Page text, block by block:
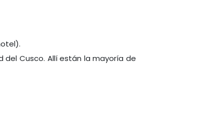
Cusco. Allí están la mayoría de